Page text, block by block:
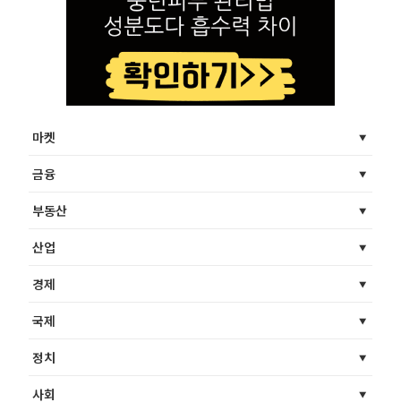
마켓
금융
부동산
산업
경제
국제
정치
사회